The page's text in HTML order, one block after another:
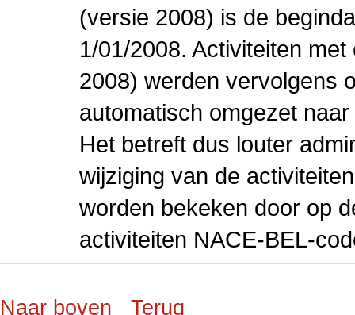
(versie 2008) is de
1/01/2008. Activiteiten
2008) werden vervolgens
automatisch omgezet
Het betreft dus louter
wijziging van de
worden bekeken door op
activiteiten NACE-BEL-
Naar boven Terug